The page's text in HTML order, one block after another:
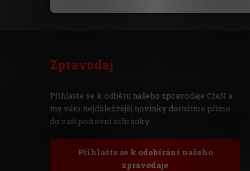
Zpravodaj
Přihlaste se k odběru našeho zpravodaje CfaN a
my vám nejdůležitější novinky doručíme přímo
do vaší poštovní schránky.
Přihlašte se k odebírání našeho
zpravodaje